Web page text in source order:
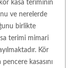
kasa teriminin
ve nerelerde
birlikte
terimi mimari
Kör
kasasını